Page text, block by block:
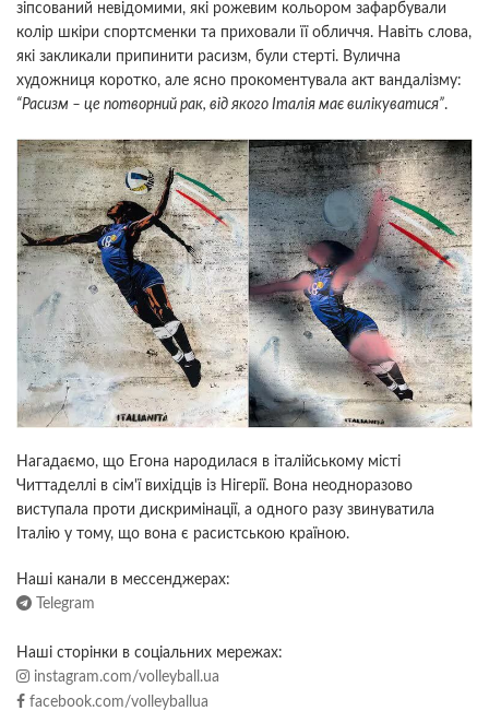
зіпсований невідомими, які рожевим кольором зафарбували
колір шкіри спортсменки та приховали її обличчя. Навіть слова,
які закликали припинити расизм, були стерті. Вулична
художниця коротко, але ясно прокоментувала акт вандалізму:
“Расизм – це потворний рак, від якого Італія має вилікуватися”.
Нагадаємо, що Егона народилася в італійському місті
Читтаделлі в сім'ї вихідців із Нігерії. Вона неодноразово
виступала проти дискримінації, а одного разу звинуватила
Італію у тому, що вона є расистською країною.
Наші канали в мессенджерах:
Telegram
Наші сторінки в соціальних мережах:
instagram.com/volleyball.ua
facebook.com/volleyballua